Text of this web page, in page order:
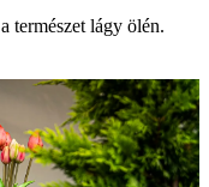
természet lágy ölén.